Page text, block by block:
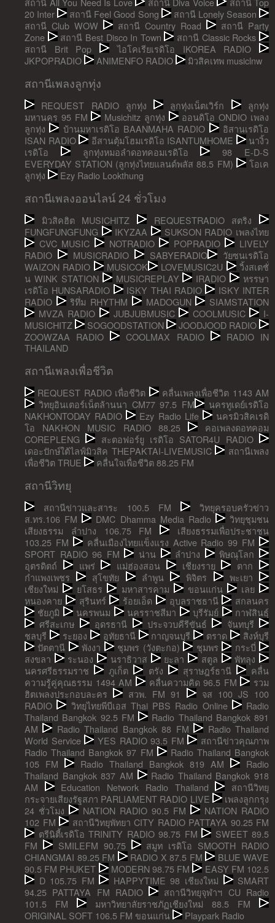
20 Inter
สถานี Feel Good Song
สถานี Lonely Season
สถานี Club WOW
สถานี Country Road
สถานี Party
Zone
สถานี Best Disco In Town
สถานี Classic Rocks
สถานี Brit Pop
ไอโคเรียเรดิโอ IKOREA RADIO
JKPOPRADIO
ANIMENFO RADIO มิวสิคเทพ musiclnw
สถานีเพลงลูกทุ่ง
REQUEST RADIO ลูกทุ่ง ลูกทุ่งเน็ตเวิร์ก
ลูกทุ่ง
มหานคร 95 FM
Musichitz ลูกทุ่ง
ออนดิโอ ONDIO เพลง
ลูกทุ่ง
บ้านมหาเรดิโอ BAANMAHA RADIO
อิสานเรดิโอ
ISAN RADIO
อีสานตุ้มโฮมเรดิโอ ISANTUMHOME
นางิ้ว
เรดิโอ
ลูกทุ่งหมอลำดอทคอมเรดิโอ
98 E-D-S
EVERYDAY STATION (ลูกทุ่งไทยแลนด์พลัส 88.5 FM)
โอเค
ลูกทุ่ง
Ezy Radio Lookthung
สถานีเพลงออนไลน์ 24 ชั่วโมง
มิวสิคฮิต MUSICHITZ
REQUESTRADIO สตริง
FUNGFUNGFUNG
IKYZAA
SUKSON RADIO เพลงไทย
CVC MUSIC
NOTRADIO POPRADIO
LIVELY
RADIO
MUSICRADIO SABYERADIO
วัยซนเรดิโอ
WAIZON RADIO
MUSICOK LOVEMUSIC2U
วิ้งสเตชั่
น WINK STATION
MUSICREPLAY IRADIO
หรรษา
เรดิโอ HUNSARADIO
ISKY THAI RADIO
ISKY INTER
RADIO
ริทึ่ม RHYTHM MADOGUN
SIAMSTATION
MVZA RADIO
JUBJUBMUSIC COOLMUSIC
I-
MUSICHITZ
SOGOODSTATION
JOODJOOD RADIO
ZOOWZAA RADIO
COOLMAX RADIO
RADIO IN
THAILAND
สถานีเพลงเพื่อชีวิต
REQUEST RADIO เพื่อชีวิต
คลื่นเพลงเพื่อชีวิต 1143 AM
วิทยุอินเตอร์เน็ตล้านนา CM77 97.5 FM
นครทูเดย์เรดิโอ
NAKHONTODAY RADIO
Ezy Radio Life
นครมิวสิคเรดิ
โอ NAKHON MUSIC RADIO 88.25
คอเพลงดอทคอม
COREPLENG
สะตอฟอร์ยู เรดิโอ SATOR4U RADIO
เดอะปักษ์ใต้ไลฟ์มิวสิค THEPAKTAI-LIVEMUSIC
สถานีเพลง
เพื่อชีวิต TRUE
คลื่นใจเพื่อชีวิต 88.25 FM
สถานีวิทยุ
สถานีข่าวและสาระ 100.5 FM
วิทยุครอบครัวข่าว
ส.ทร.106 FM
DMC Dhamma Media Radio
วิทยุชุมชน
เสียงธรรม ลำปาง 106.75 FM
เสียงธรรมเพื่อประชาชน
103.25 FM
คลื่นเมืองไทยแข็งแรง Active Radio 99 FM
SPORT RADIO 96 FM
น่าน ลำปาง
พิษณุโลก
อุตรดิตถ์
แพร่ แม่ฮ่องสอน เชียงราย
ตาก
กำแพงเพชร
สุโขทัย ลำพูน พิจิตร
พะเยา
เชียงใหม่
ยโสธร มหาสารคาม ขอนแก่น
เลย
หนองคาย
สุรินทร์ ร้อยเอ็ด อุบลราชธานี
สกลนคร
ชัยภูมิ
นครพนม นครราชสีมา บุรีรัมย์
กาฬสินธุ์
ศรีสะเกษ
อุดรธานี ประจวบคีรีขันธ์
จันทบุรี
ชลบุรี
ระยอง อุทัยธานี กาญจนบุรี ตราด
สิงห์บุรี
ปัตตานี
พังงา ชุมพร (วังตะกอ) ชุมพร
กระบี่
สงขลา
ระนอง นราธิวาส ยะลา สตูล
พัทลุง
นครศรีธรรมราช
ภูเก็ต ตรัง สุราษฎร์ธานี
คลื่น
ความรู้คู่คุณธรรม 1494 AM
คลื่นความคิด 96.5 FM
รวม
ฮิตเพลงประกอบละคร
สวพ. FM 91
จส 100 JS 100
RADIO
วิทยุไทยพีบีเอส Thai PBS Radio Online
Radio
Thailand Bangkok 92.5 FM
Radio Thailand Bangkok 891
AM
Radio Thailand Bangkok 88 FM
Radio Thailand
World Service
YES RADIO 93.5 FM
สถานีข่าวคุณภาพ
Radio Thailand Bangkok 97 FM
Radio Thailand Bangkok
105 FM
Radio Thailand Bangkok 819 AM
Radio
Thailand Bangkok 837 AM
Radio Thailand Bangkok 918
AM
Education Network Radio Thailand
สถานีวิทยุ
กระจายเสียงรัฐสภา PARLIAMENT RADIO LIVE
เพลงลูกกรุง
24 ชั่วโมง
NATION RADIO 90.5 FM
NATION RADIO
102 FM
สถานีวิทยุพัทยา CITY RADIO PATTAYA 90.25 FM
ตรีนิตี้เรดิโอ TRINITY RADIO 98.75 FM
SWEET 89.5
FM
SMILEFM 90.75
สมูท เรดิโอ SMOOTH RADIO
CHIANGMAI 89.25 FM
RADIO X 87.5 FM
BLUE WAVE
90.5 FM PHUKET
MODERN 98.75 FM
EASY FM 102.5
D 105.75 FM
HAPPYTIME 98 เชียงใหม่
SMART
94.25 PATTAYA FM RADIO
สถานีวิทยุจุฬาฯ CU Radio
101.5 FM
มหาวิทยาลัยราชภัฏเชียงใหม่ 88.5 FM
ORIGINAL SOFT 106.5 FM ขอนแก่น
Playpark Radio